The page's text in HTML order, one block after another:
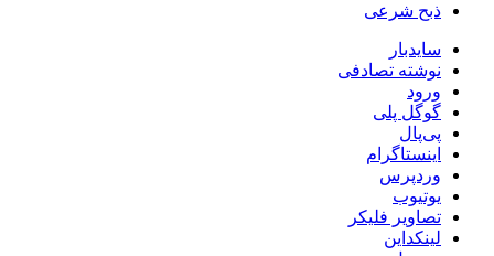
ذبح شرعی
سایدبار
نوشته تصادفی
ورود
گوگل پلی
پی‌پال
اینستاگرام
وردپرس
یوتیوب
تصاویر فلیکر
لینکداین